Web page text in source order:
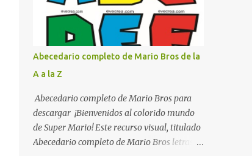
pijamas Ideas para decorar el dormitorio
con pósters Cama con diseño de ring de
boxeo Ideas para decoraciones de fiestas
infantiles Cosas bonitas que se pueden hacer
con gomas de coche
Abecedario completo de Mario Bros de la
A a la Z
Abecedario completo de Mario Bros para
descargar ¡Bienvenidos al colorido mundo
de Super Mario! Este recurso visual, titulado
Abecedario completo de Mario Bros letras